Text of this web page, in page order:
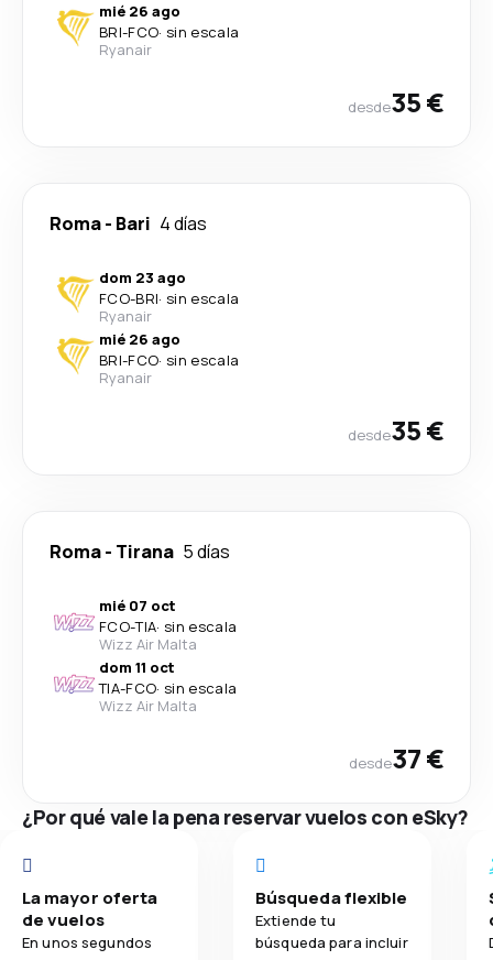
mié 26 ago
BRI-FCO· sin escala
Ryanair
desde35 €
Roma- Bari 4 días
dom 23 ago
FCO-BRI· sin escala
Ryanair
mié 26 ago
BRI-FCO· sin escala
Ryanair
desde35 €
Roma- Tirana 5 días
mié 07 oct
FCO-TIA· sin escala
Wizz Air Malta
dom 11 oct
TIA-FCO· sin escala
Wizz Air Malta
desde37 €
¿Por qué vale la pena reservar vuelos con eSky?
La mayor oferta
de vuelos
En unos segundos
Búsqueda flexible
Extiende tu
búsqueda para incluir